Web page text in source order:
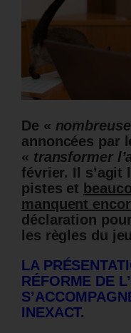
De «
annoncées par
« transformer
février. Il s’agit
pistes et
manquent
déclaration
les règles du
LA
RÉFORME DE
INEXACT.